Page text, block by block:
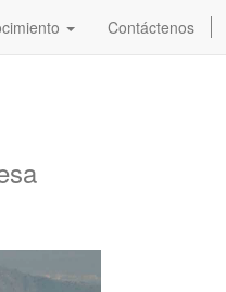
Contáctenos